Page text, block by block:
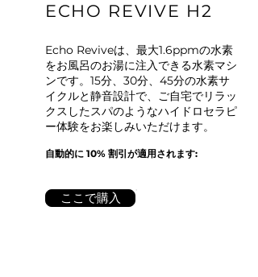
ECHO REVIVE H2
Echo Reviveは、最大1.6ppmの水素
をお風呂のお湯に注入できる水素マシ
ンです。15分、30分、45分の水素サ
イクルと静音設計で、ご自宅でリラッ
クスしたスパのようなハイドロセラピ
ー体験をお楽しみいただけます。
自動的に 10% 割引が適用されます:
ここで購入